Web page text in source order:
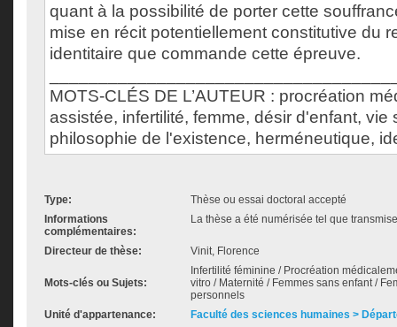
quant à la possibilité de porter cette
mise en récit potentiellement constitutive du
identitaire que commande cette épreuve.
MOTS-CLÉS DE L’AUTEUR : procréation
assistée, infertilité, femme, désir d'enfant, vie
philosophie de l'existence, herméneutique,
Type:
Thèse ou essai doctoral accepté
Informations
complémentaires:
La thèse a été numérisée tel que
Directeur de thèse: Vinit, Florence
Mots-clés ou Sujets:
Infertilité féminine / Procréation
vitro / Maternité / Femmes sans enfant /
personnels
Unité d'appartenance:
Faculté des sciences humaines >